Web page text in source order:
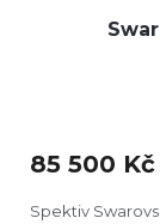
85 500 Kč
Spektiv